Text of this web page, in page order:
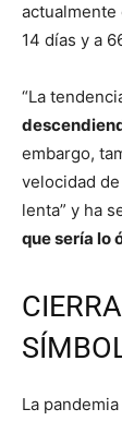
actualmente
14 días y a
“La
embargo,
velocidad
lenta” y ha
que sería lo
La